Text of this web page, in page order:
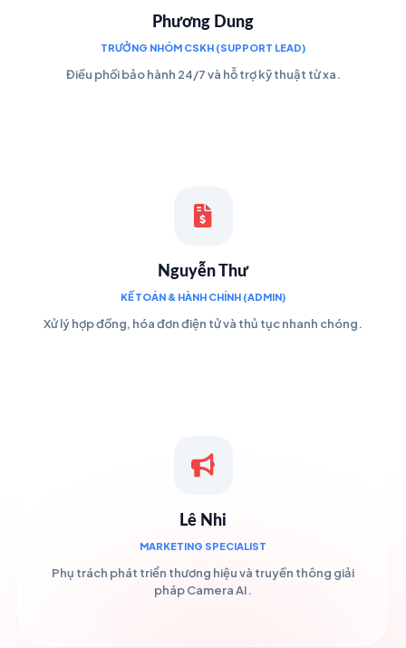
Phương Dung
TRƯỞNG NHÓM CSKH (SUPPORT LEAD)
Điều phối bảo hành 24/7 và hỗ trợ kỹ thuật từ xa.
Nguyễn Thư
KẾ TOÁN & HÀNH CHÍNH (ADMIN)
Xử lý hợp đồng, hóa đơn điện tử và thủ tục nhanh chóng.
Lê Nhi
MARKETING SPECIALIST
Phụ trách phát triển thương hiệu và truyền thông giải
pháp Camera AI.